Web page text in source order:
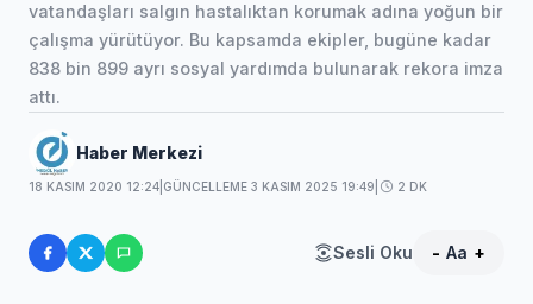
vatandaşları salgın hastalıktan korumak adına yoğun bir
çalışma yürütüyor. Bu kapsamda ekipler, bugüne kadar
838 bin 899 ayrı sosyal yardımda bulunarak rekora imza
attı.
Haber Merkezi
18 KASIM 2020 12:24 GÜNCELLEME 3 KASIM 2025 19:49 2 DK
Sesli Oku - Aa +